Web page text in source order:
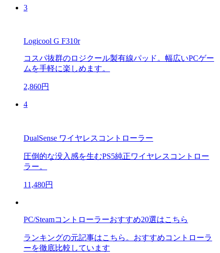
3
Logicool G F310r
コスパ抜群のロジクール製有線パッド。幅広いPCゲー
ムを手軽に楽しめます。
2,860円
4
DualSense ワイヤレスコントローラー
圧倒的な没入感を生むPS5純正ワイヤレスコントロー
ラー。
11,480円
PC/Steamコントローラーおすすめ20選はこちら
ランキングの元記事はこちら。おすすめコントローラ
ーを徹底比較しています